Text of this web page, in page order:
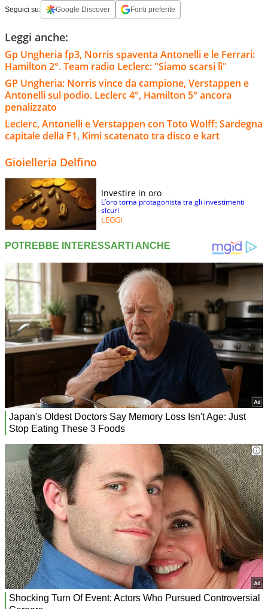
Seguici su: Google Discover Fonti preferite
Leggi anche:
Gp Ungheria fp3, Norris spaventa Antonelli e le Ferrari:
Hamilton 2°. Team radio Leclerc: "Siamo scarsi lì"
GP Ungheria: Norris vince da campione, Verstappen e
Antonelli sul podio. Leclerc 4°, Hamilton 5° ancora
penalizzato
Leclerc, Antonelli e Verstappen con Toto Wolff: Sardegna
capitale della F1, Kimi scatenato tra disco e kart
Gioielleria Delfino
Investire in oro
L’oro torna protagonista tra gli investimenti
sicuri
LEGGI